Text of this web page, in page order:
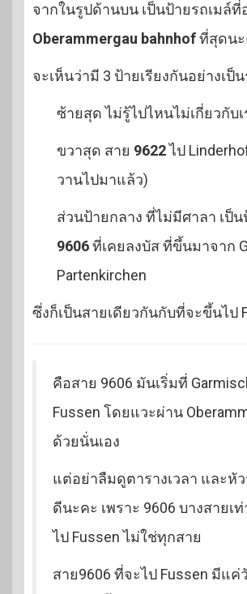
จากในรูปด้านบน เป็นป้ายรถเมล์
Oberammergau bahnhofที่สุดนะ
จะเห็นว่ามี 3 ป้ายเรียงกันอย่างเป็
ซ้ายสุด ไม่รู้ไปไหนไม่เกี่ยวกับเ
ขวาสุด สาย 9622ไป
วานไปมาแล้ว)
ส่วนป้ายกลาง ที่ไม่มีศาลา เป็น
9606ที่เคยลงบัส ที่ขึ้นมาจาก
Partenkirchen
ซึ่งก็เป็นสายเดียวกันกับที่จะขึ้นไป
คือสาย 9606 มันเริ่มที่
Fussen โดยแวะผ่าน
ด้วยนั่นเอง
แต่อย่าลืมดูตารางเวลา และหั
ดีนะคะ เพราะ 9606 บางสายเ
ไป Fussen ไม่ใช่ทุกสาย
สาย9606 ที่จะไป Fussen มีแค่